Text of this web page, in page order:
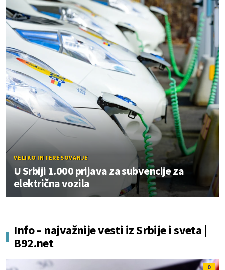
VELIKO INTERESOVANJE
U Srbiji 1.000 prijava za subvencije za
električna vozila
Info – najvažnije vesti iz Srbije i sveta |
B92.net
0